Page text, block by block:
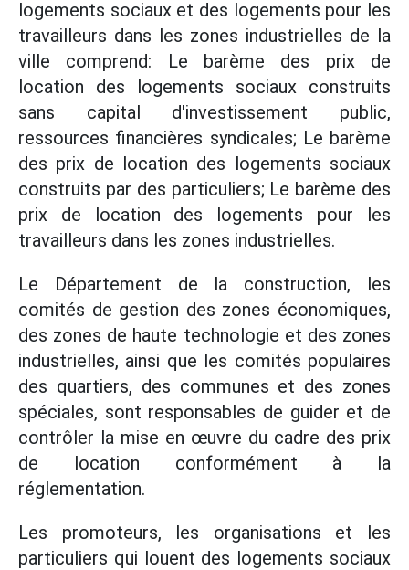
logements sociaux et des logements pour les
travailleurs dans les zones industrielles de la
ville comprend: Le barème des prix de
location des logements sociaux construits
sans capital d'investissement public,
ressources financières syndicales; Le barème
des prix de location des logements sociaux
construits par des particuliers; Le barème des
prix de location des logements pour les
travailleurs dans les zones industrielles.
Le Département de la construction, les
comités de gestion des zones économiques,
des zones de haute technologie et des zones
industrielles, ainsi que les comités populaires
des quartiers, des communes et des zones
spéciales, sont responsables de guider et de
contrôler la mise en œuvre du cadre des prix
de location conformément à la
réglementation.
Les promoteurs, les organisations et les
particuliers qui louent des logements sociaux